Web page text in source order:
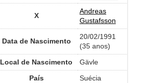
X
Andreas
Gustafsson
Data de Nascimento
20/02/1991
(35 anos)
Local de Nascimento
Gävle
País
Suécia